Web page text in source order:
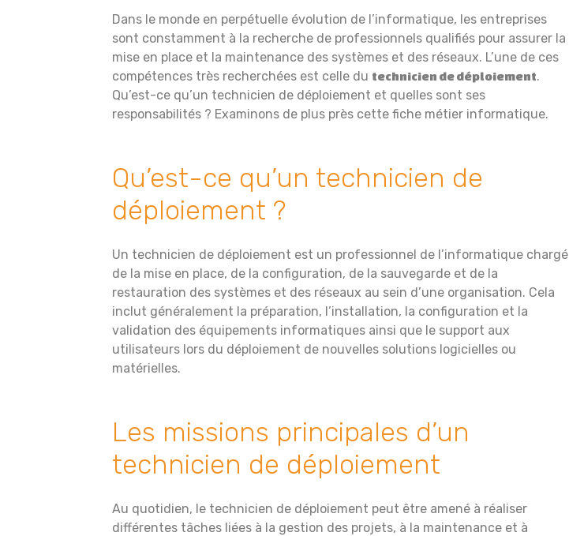
Dans le monde en perpétuelle évolution de l’informatique, les entreprises
sont constamment à la recherche de professionnels qualifiés pour assurer la
mise en place et la maintenance des systèmes et des réseaux. L’une de ces
compétences très recherchées est celle du technicien de déploiement.
Qu’est-ce qu’un technicien de déploiement et quelles sont ses
responsabilités ? Examinons de plus près cette fiche métier informatique.
Qu’est-ce qu’un technicien de
déploiement ?
Un technicien de déploiement est un professionnel de l’informatique chargé
de la mise en place, de la configuration, de la sauvegarde et de la
restauration des systèmes et des réseaux au sein d’une organisation. Cela
inclut généralement la préparation, l’installation, la configuration et la
validation des équipements informatiques ainsi que le support aux
utilisateurs lors du déploiement de nouvelles solutions logicielles ou
matérielles.
Les missions principales d’un
technicien de déploiement
Au quotidien, le technicien de déploiement peut être amené à réaliser
différentes tâches liées à la gestion des projets, à la maintenance et à